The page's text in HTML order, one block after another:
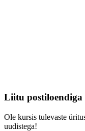
Liitu postiloendiga
Ole kursis tulevaste
uudistega!